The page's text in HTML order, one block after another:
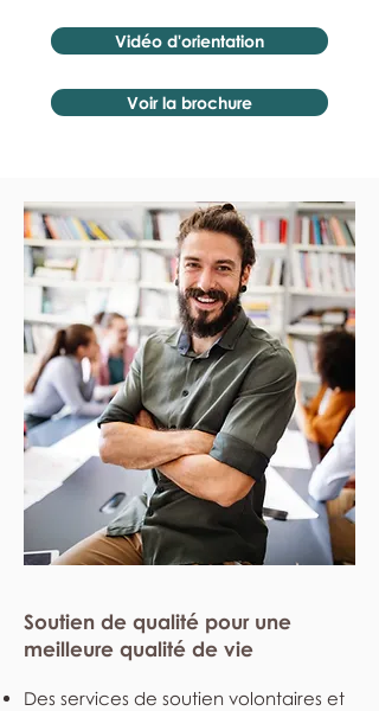
Vidéo d'orientation
Voir la brochure
Soutien de qualité pour une
meilleure qualité de vie
Des services de soutien volontaires et